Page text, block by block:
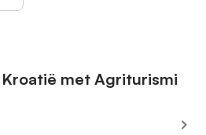
met Agriturismi